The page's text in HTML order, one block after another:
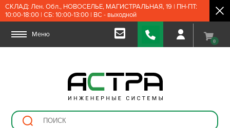
СКЛАД: Лен. Обл., НОВОСЕЛЬЕ, МАГИСТРАЛЬНАЯ, 19 | ПН-ПТ:
10:00-18:00 | СБ: 10:00-13:00 | ВС - выходной
Меню
0